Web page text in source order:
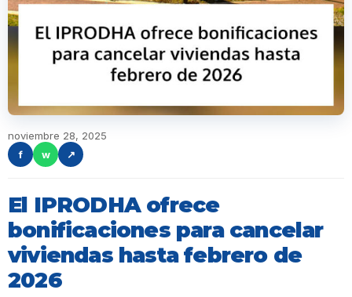
noviembre 28, 2025
f
w ↗
El IPRODHA ofrece
bonificaciones para cancelar
viviendas hasta febrero de
2026